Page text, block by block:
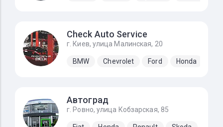
Check Auto Service
г. Киев, улица Малинская, 20
BMW Chevrolet Ford Honda
Автоград
г. Ровно, улица Кобзарская, 85